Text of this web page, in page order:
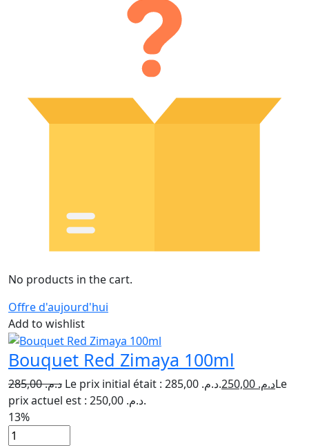
No products in the cart.
Offre d'aujourd'hui
Add to wishlist
Bouquet Red Zimaya 100ml
د.م.285,00 Le prix initial était : د.م. 285,00. د.م.Le
prix actuel est : د.م. 250,00.
13%